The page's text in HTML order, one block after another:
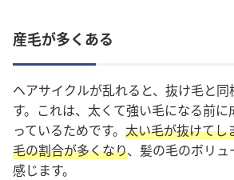
産毛が多くある
ヘアサイクルが乱れると、抜け毛と
す。これは、太くて強い毛になる前に
っているためです。 太い毛が抜けてし
毛の割合が多くなり、髪の毛のボリ
感じます。